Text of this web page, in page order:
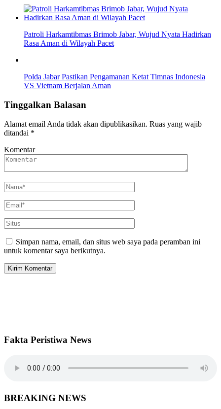
Patroli Harkamtibmas Brimob Jabar, Wujud Nyata Hadirkan
Rasa Aman di Wilayah Pacet
Polda Jabar Pastikan Pengamanan Ketat Timnas Indonesia
VS Vietnam Berjalan Aman
Tinggalkan Balasan
Alamat email Anda tidak akan dipublikasikan. Ruas yang wajib
ditandai *
Komentar
Simpan nama, email, dan situs web saya pada peramban ini
untuk komentar saya berikutnya.
Fakta Peristiwa News
BREAKING NEWS